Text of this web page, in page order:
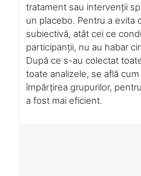
tratament sau intervenții
un placebo. Pentru a evita
subiectivă, atât cei ce
participanții, nu au habar
După ce s-au colectat
toate analizele, se află
împărțirea grupurilor,
a fost mai eficient.